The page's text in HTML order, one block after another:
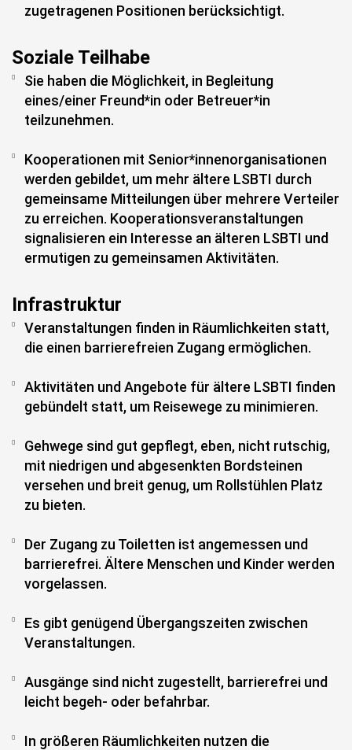
zugetragenen Positionen berücksichtigt.
Soziale Teilhabe
Sie haben die Möglichkeit, in Begleitung
eines/einer Freund*in oder Betreuer*in
teilzunehmen.
Kooperationen mit Senior*innenorganisationen
werden gebildet, um mehr ältere LSBTI durch
gemeinsame Mitteilungen über mehrere Verteiler
zu erreichen. Kooperationsveranstaltungen
signalisieren ein Interesse an älteren LSBTI und
ermutigen zu gemeinsamen Aktivitäten.
Infrastruktur
Veranstaltungen finden in Räumlichkeiten statt,
die einen barrierefreien Zugang ermöglichen.
Aktivitäten und Angebote für ältere LSBTI finden
gebündelt statt, um Reisewege zu minimieren.
Gehwege sind gut gepflegt, eben, nicht rutschig,
mit niedrigen und abgesenkten Bordsteinen
versehen und breit genug, um Rollstühlen Platz
zu bieten.
Der Zugang zu Toiletten ist angemessen und
barrierefrei. Ältere Menschen und Kinder werden
vorgelassen.
Es gibt genügend Übergangszeiten zwischen
Veranstaltungen.
Ausgänge sind nicht zugestellt, barrierefrei und
leicht begeh- oder befahrbar.
In größeren Räumlichkeiten nutzen die